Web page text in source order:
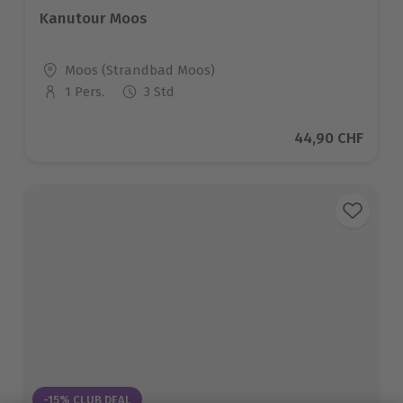
Kanutour Moos
Standort
Moos (Strandbad Moos)
Anzahl der Teilnehmer
1 Pers. 3 Std
Aktueller Preis
44,90 CHF
-15% CLUB DEAL